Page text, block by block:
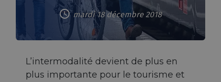
mardi 18 décembre 2018
L’intermodalité devient de plus en
plus importante pour le tourisme et